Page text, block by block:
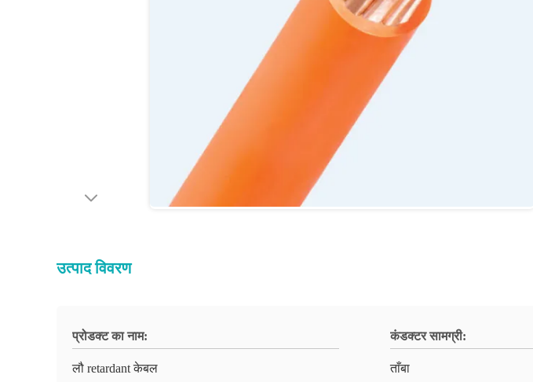
उत्पाद विवरण
प्रोडक्ट का नाम:
लौ retardant केबल
कंडक्टर सामग्री:
ताँबा